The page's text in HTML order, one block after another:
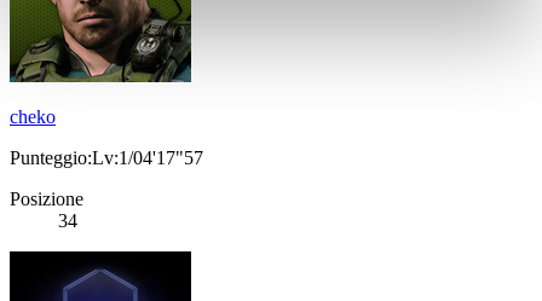
cheko
Punteggio:Lv:1/04'17"57
Posizione
34